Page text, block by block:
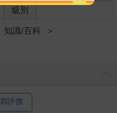
級別
知識/百科
＞
寫評價